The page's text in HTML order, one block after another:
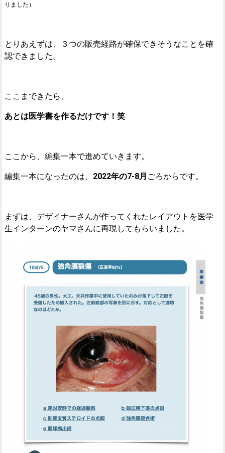
りました）
とりあえずは、３つの販売経路が確保できそうなことを確
認できました。
ここまできたら、
あとは医学書を作るだけです！笑
ここから、編集一本で進めていきます。
編集一本になったのは、 2022年の7-8月 ごろからです。
まずは、デザイナーさんが作ってくれたレイアウトを医学
生インターンのヤマさんに再現してもらいました。